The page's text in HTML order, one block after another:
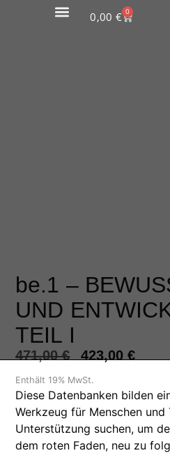
0,00 € 0
be.1 –
UND
TEIL I
471,00€ 423,00€
Enthält 19% MwSt.
Diese Datenbanken bilden
Werkzeug für Menschen und
Unterstützung suchen, um
dem roten Faden, neu zu